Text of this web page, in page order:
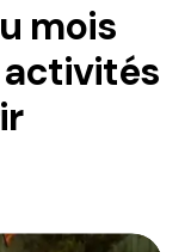
mois
activités